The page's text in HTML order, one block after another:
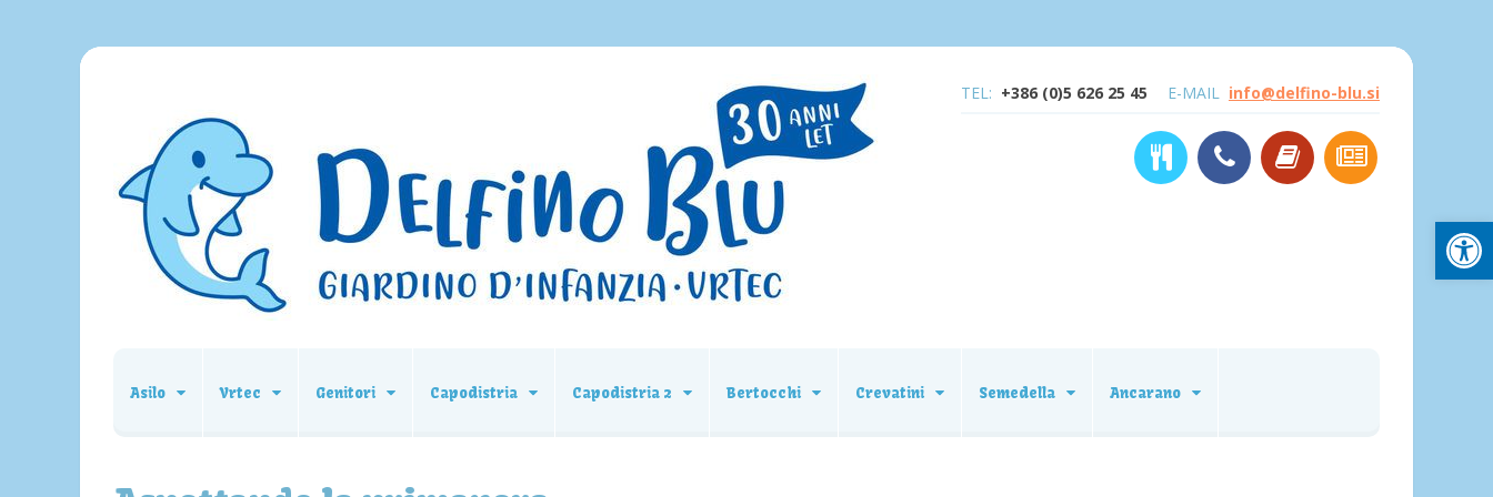
TEL: +386 (0)5 626 25 45 E-MAIL info@delfino-blu.si
Asilo Vrtec Genitori Capodistria Capodistria 2 Bertocchi Crevatini Semedella Ancarano